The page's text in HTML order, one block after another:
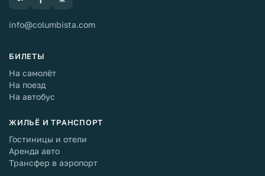
info@columbista.com
БИЛЕТЫ
На самолёт
На поезд
На автобус
ЖИЛЬЁ И ТРАНСПОРТ
Гостиницы и отели
Аренда авто
Трансфер в аэропорт